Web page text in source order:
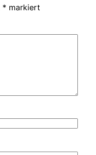
* markiert